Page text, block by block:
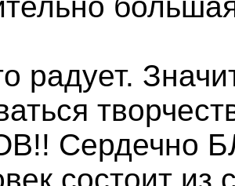
радует.
Сердечно
состоит из